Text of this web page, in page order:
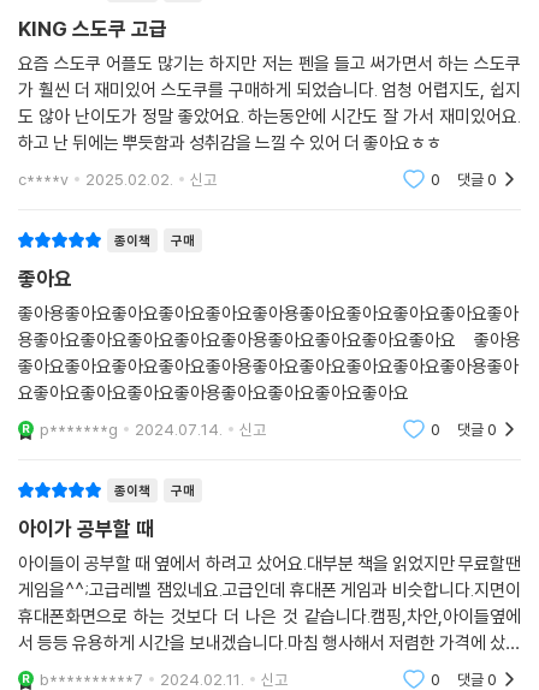
KING 스도쿠 고급
요즘 스도쿠 어플도 많기는 하지만 저는 펜을 들고 써가면서 하는 스도쿠
가 훨씬 더 재미있어 스도쿠를 구매하게 되었습니다. 엄청 어렵지도, 쉽지
도 않아 난이도가 정말 좋았어요. 하는동안에 시간도 잘 가서 재미있어요.
하고 난 뒤에는 뿌듯함과 성취감을 느낄 수 있어 더 좋아요ㅎㅎ
c****v 2025.02.02. 신고 0 댓글0
종이책 구매
좋아요
좋아용좋아요좋아요좋아요좋아요좋아용좋아요좋아요좋아요좋아요좋아
용좋아요좋아요좋아요좋아요좋아용좋아요좋아요좋아요좋아요 좋아용
좋아요좋아요좋아요좋아요좋아용좋아요좋아요좋아요좋아요좋아용좋아
요좋아요좋아요좋아요좋아용좋아요좋아요좋아요좋아요
p*******g 2024.07.14. 신고 0 댓글0
종이책 구매
아이가 공부할 때
아이들이 공부할 때 옆에서 하려고 샀어요.대부분 책을 읽었지만 무료할땐
게임을^^;고급레벨 잼있네요.고급인데 휴대폰 게임과 비슷합니다.지면이
휴대폰화면으로 하는 것보다 더 나은 것 같습니다.캠핑,차안,아이들옆에
서 등등 유용하게 시간을 보내겠습니다.마침 행사해서 저렴한 가격에 샀어
요.스토쿠 좋아하시면 사길 권해드려요.추천합니다.
b**********7 2024.02.11. 신고 0 댓글0